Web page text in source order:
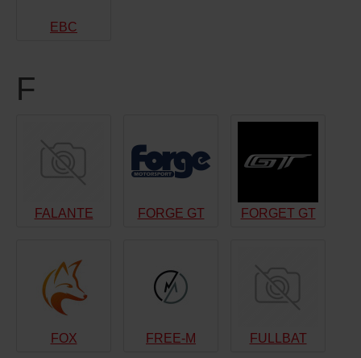
EBC
F
FALANTE FORGE GT FORGET GT
FOX FREE-M FULLBAT